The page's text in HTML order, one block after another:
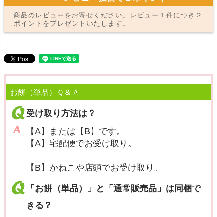
商品のレビューをお寄せください。レビュー１件につき２
ポイントをプレゼントいたします。
お餅（単品）Ｑ＆Ａ
受け取り方法は？
【A】または【B】です。
【A】宅配便でお受け取り。
【B】かねこや店頭でお受け取り。
「お餅（単品）」と「通常販売品」は同梱で
きる？